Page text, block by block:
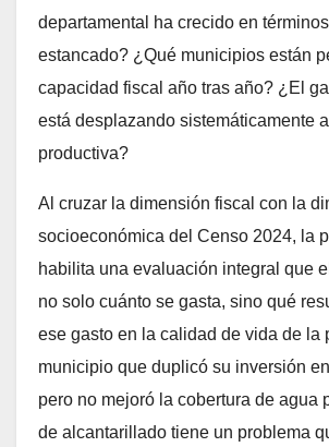
departamental ha crecido en
estancado? ¿Qué municipios están
capacidad fiscal año tras año? ¿El
está desplazando sistemáticamente
productiva?
Al cruzar la dimensión fiscal con la
socioeconómica del Censo 2024, la
habilita una evaluación integral que
no solo cuánto se gasta, sino qué
ese gasto en la calidad de vida de la
municipio que duplicó su inversión
pero no mejoró la cobertura de agua
de alcantarillado tiene un problema